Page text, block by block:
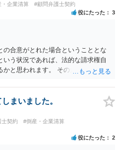
・企業清算 #顧問弁護士契約
役にたった 3
合意がとれた場合ということとな
いう状況であれば、法的な請求権自
かと思われます。 そのため、交渉に
まいました。
士契約
#倒産・企業清算
役にたった 2